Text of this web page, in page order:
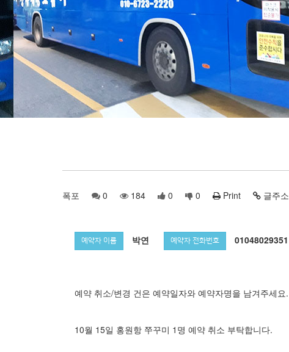
폭포 0 184 0 0 Print 글주소
예약자 이름 박연 예약자 전화번호 01048029351
예약 취소/변경 건은 예약일자와 예약자명을 남겨주세요.
10월 15일 홍원항 쭈꾸미 1명 예약 취소 부탁합니다.